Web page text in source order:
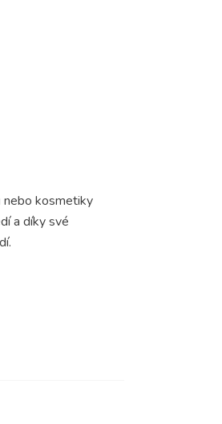
nebo kosmetiky
a díky své